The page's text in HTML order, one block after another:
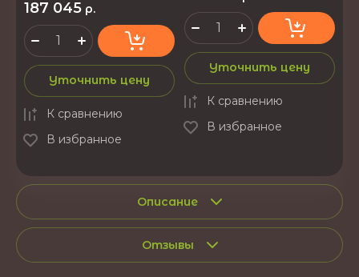
187 045 р.
Уточнить цену
К сравнению
В избранное
Уточнить цену
К сравнению
В избранное
Описание
Отзывы